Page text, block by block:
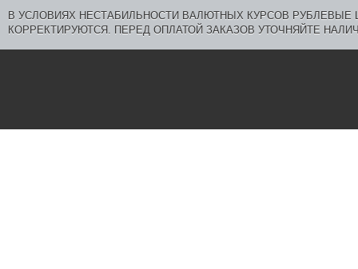
В УСЛОВИЯХ НЕСТАБИЛЬНОСТИ ВАЛЮТНЫХ КУРСОВ РУБЛЕВЫЕ
КОРРЕКТИРУЮТСЯ. ПЕРЕД ОПЛАТОЙ ЗАКАЗОВ УТОЧНЯЙТЕ